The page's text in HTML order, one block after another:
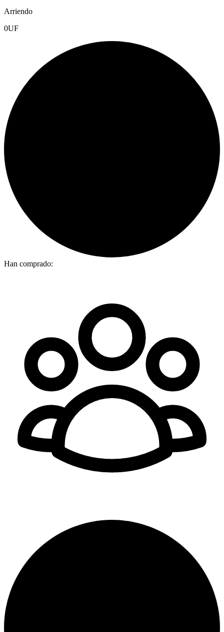
Arriendo
0UF
Han comprado: